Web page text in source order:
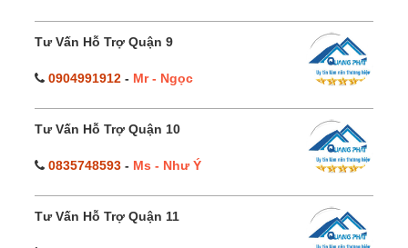
Tư Vấn Hỗ Trợ Quận 9
0904991912 - Mr - Ngọc
Tư Vấn Hỗ Trợ Quận 10
0835748593 - Ms - Như Ý
Tư Vấn Hỗ Trợ Quận 11